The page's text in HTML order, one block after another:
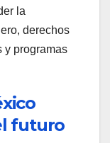
la
derechos
y programas
futuro